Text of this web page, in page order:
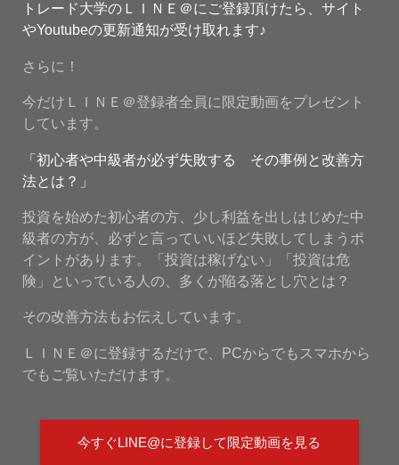
トレード大学のＬＩＮＥ＠にご登録頂けたら、サイト
やYoutubeの更新通知が受け取れます♪
さらに！
今だけＬＩＮＥ＠登録者全員に限定動画をプレゼント
しています。
「初心者や中級者が必ず失敗する その事例と改善方
法とは？」
投資を始めた初心者の方、少し利益を出しはじめた中
級者の方が、必ずと言っていいほど失敗してしまうポ
イントがあります。「投資は稼げない」「投資は危
険」といっている人の、多くが陥る落とし穴とは？
その改善方法もお伝えしています。
ＬＩＮＥ＠に登録するだけで、PCからでもスマホから
でもご覧いただけます。
今すぐLINE@に登録して限定動画を見る